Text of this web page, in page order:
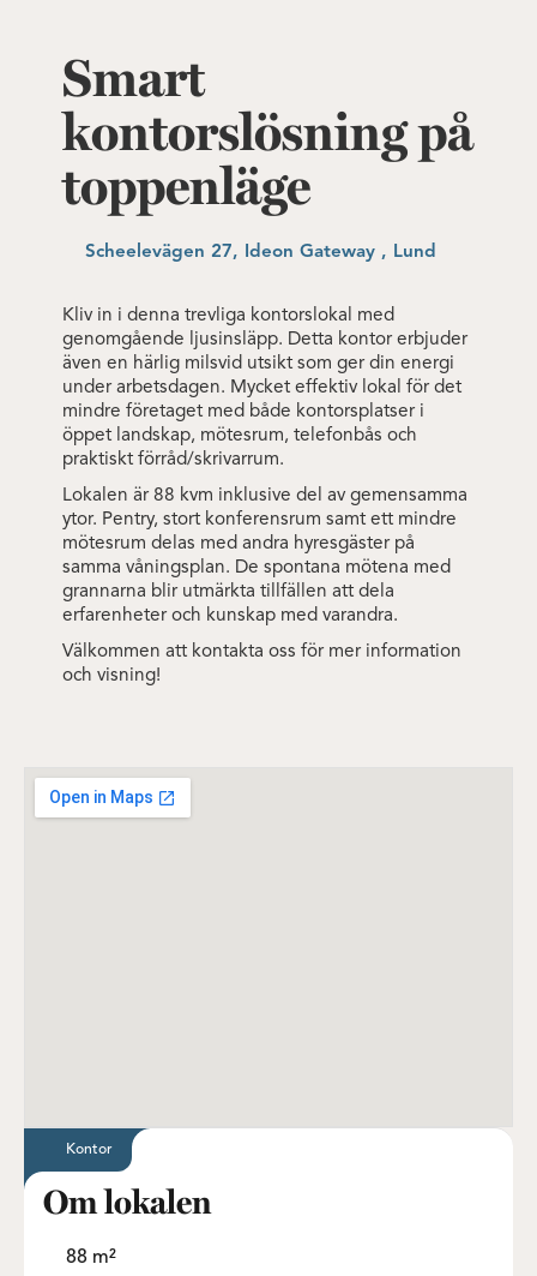
Smart
kontorslösning på
toppenläge
Scheelevägen 27, Ideon Gateway , Lund
Kliv in i denna trevliga kontorslokal med
genomgående ljusinsläpp. Detta kontor erbjuder
även en härlig milsvid utsikt som ger din energi
under arbetsdagen. Mycket effektiv lokal för det
mindre företaget med både kontorsplatser i
öppet landskap, mötesrum, telefonbås och
praktiskt förråd/skrivarrum.
Lokalen är 88 kvm inklusive del av gemensamma
ytor. Pentry, stort konferensrum samt ett mindre
mötesrum delas med andra hyresgäster på
samma våningsplan. De spontana mötena med
grannarna blir utmärkta tillfällen att dela
erfarenheter och kunskap med varandra.
Välkommen att kontakta oss för mer information
och visning!
Kontor
Om lokalen
88 m²